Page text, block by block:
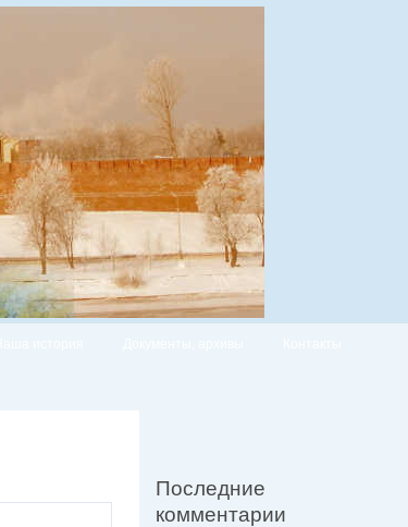
Последние
комментарии